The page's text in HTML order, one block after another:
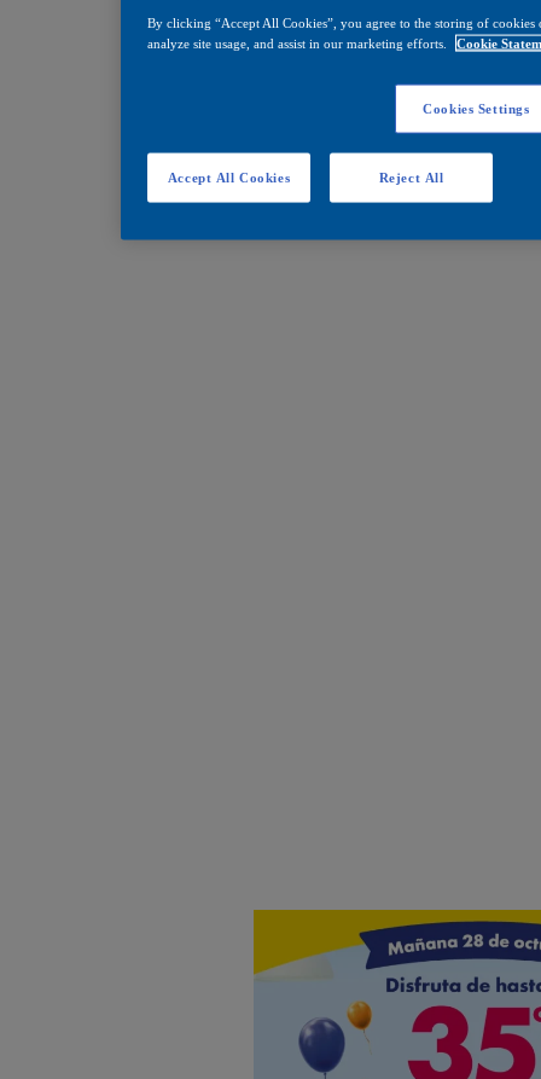
By clicking “Accept All Cookies”, you agree to the storing of
analyze site usage, and assist in our marketing efforts.
Cookie
Cookies Settings
Reject All
Accept All Cookies